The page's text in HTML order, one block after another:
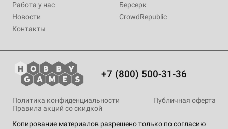
Работа у нас
Новости
Контакты
Берсерк
CrowdRepublic
+7 (800) 500-31-36
Копирование материалов разрешено только по согласию
Политика конфиденциальности
Публичная оферта
Правила акций со скидкой